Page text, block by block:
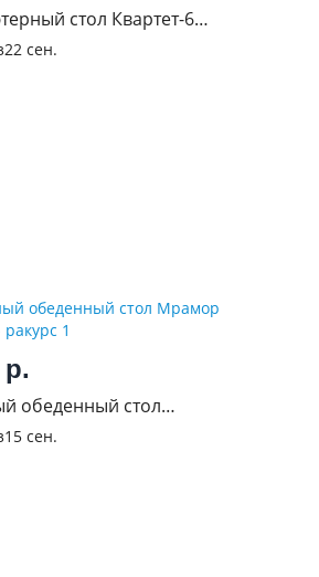
стол Квартет-6
22 сен.
р.
обеденный стол
15 сен.